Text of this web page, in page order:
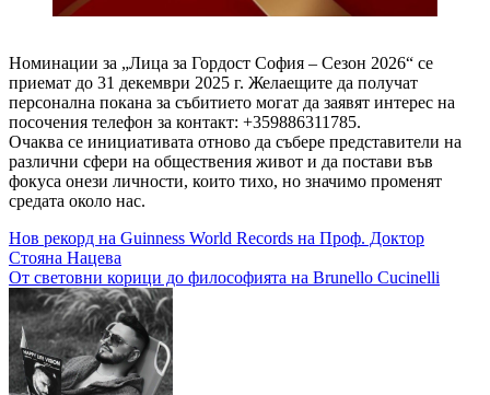
Номинации за „Лица за Гордост София – Сезон 2026“ се
приемат до 31 декември 2025 г. Желаещите да получат
персонална покана за събитието могат да заявят интерес на
посочения телефон за контакт: +359886311785.
Очаква се инициативата отново да събере представители на
различни сфери на обществения живот и да постави във
фокуса онези личности, които тихо, но значимо променят
средата около нас.
Навигация
Нов рекорд на Guinness World Records на Проф. Доктор
Стояна Нацева
От световни корици до философията на Brunello Cucinelli